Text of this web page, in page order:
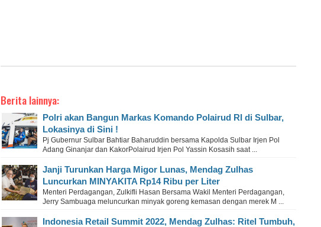
Berita lainnya:
Polri akan Bangun Markas Komando Polairud RI di Sulbar,
Lokasinya di Sini !
Pj Gubernur Sulbar Bahtiar Baharuddin bersama Kapolda Sulbar Irjen Pol
Adang Ginanjar dan KakorPolairud Irjen Pol Yassin Kosasih saat ...
Janji Turunkan Harga Migor Lunas, Mendag Zulhas
Luncurkan MINYAKITA Rp14 Ribu per Liter
Menteri Perdagangan, Zulkifli Hasan Bersama Wakil Menteri Perdagangan,
Jerry Sambuaga meluncurkan minyak goreng kemasan dengan merek M ...
Indonesia Retail Summit 2022, Mendag Zulhas: Ritel Tumbuh,